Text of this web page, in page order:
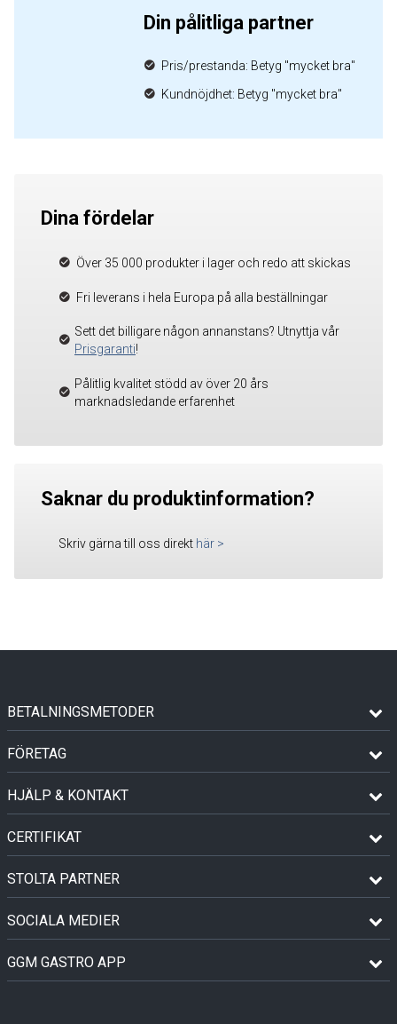
Din pålitliga partner
Pris/prestanda: Betyg "mycket bra"
Kundnöjdhet: Betyg "mycket bra"
Dina fördelar
Över 35 000 produkter i lager och redo att skickas
Fri leverans i hela Europa på alla beställningar
Sett det billigare någon annanstans? Utnyttja vår
Prisgaranti!
Pålitlig kvalitet stödd av över 20 års
marknadsledande erfarenhet
Saknar du produktinformation?
Skriv gärna till oss direkt här >
BETALNINGSMETODER
FÖRETAG
HJÄLP & KONTAKT
CERTIFIKAT
STOLTA PARTNER
SOCIALA MEDIER
GGM GASTRO APP